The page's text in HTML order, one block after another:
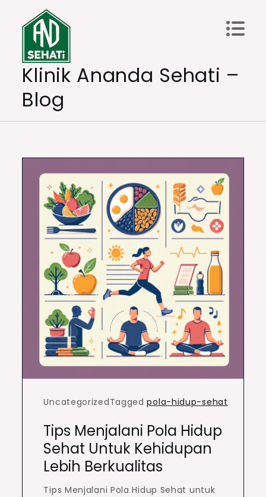
content
Klinik Ananda Sehati –
Blog
UncategorizedTaggedpola-hidup-sehat
Tips Menjalani Pola Hidup
Sehat Untuk Kehidupan
Lebih Berkualitas
Tips Menjalani Pola Hidup Sehat untuk